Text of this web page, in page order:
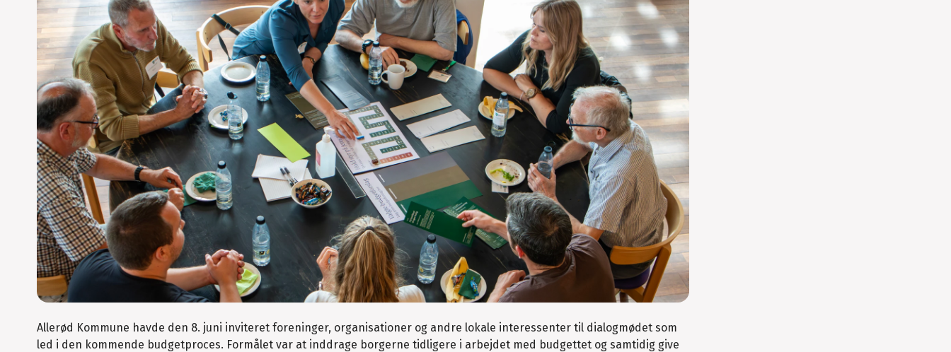
Allerød Kommune havde den 8. juni inviteret foreninger, organisationer og andre lokale interessenter til dialogmødet som
led i den kommende budgetproces. Formålet var at inddrage borgerne tidligere i arbejdet med budgettet og samtidig give